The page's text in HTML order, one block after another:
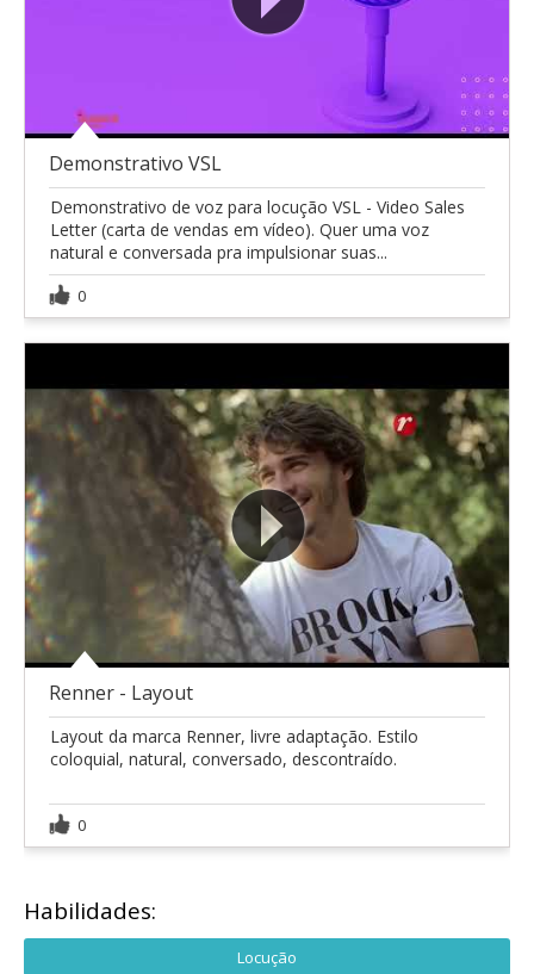
Demonstrativo VSL
Demonstrativo de voz para locução VSL - Video Sales
Letter (carta de vendas em vídeo). Quer uma voz
natural e conversada pra impulsionar suas...
0
Renner - Layout
Layout da marca Renner, livre adaptação. Estilo
coloquial, natural, conversado, descontraído.
0
Habilidades:
Locução